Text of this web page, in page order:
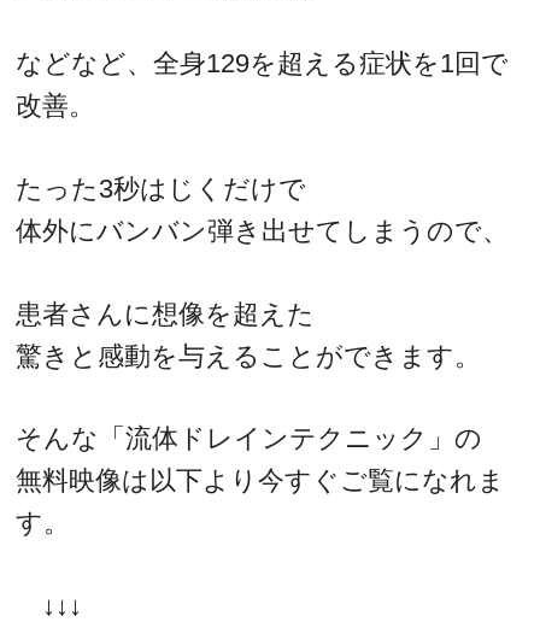
などなど、全身129を超える症状を1回で
改善。
たった3秒はじくだけで
体外にバンバン弾き出せてしまうので、
患者さんに想像を超えた
驚きと感動を与えることができます。
そんな「流体ドレインテクニック」の
無料映像は以下より今すぐご覧になれま
す。
↓↓↓